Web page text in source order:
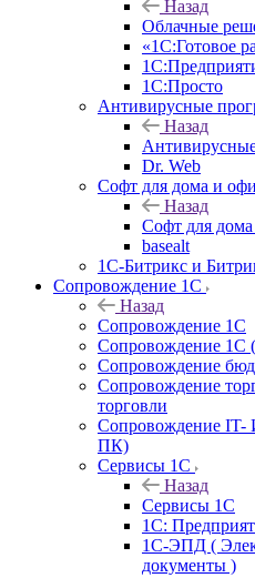
Назад
Облачные
«1C:Готовое
1С:Просто
Антивирусные
Назад
Dr. Web
Софт для дома и
Назад
Софт для
basealt
1С-Битрикс и
Сопровождение 1С
Назад
Сопровождение 1С
Сопровождение
Сопровождение
Сопровождение
торговли
Сопровождение IT-
ПК)
Сервисы 1С
Назад
Сервисы 1С
1С:
1С-ЭПД (
документы )